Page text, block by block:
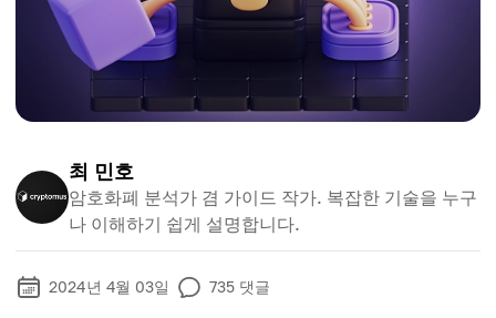
최 민호
암호화폐 분석가 겸 가이드 작가. 복잡한 기술을 누구
나 이해하기 쉽게 설명합니다.
2024년 4월 03일 735 댓글